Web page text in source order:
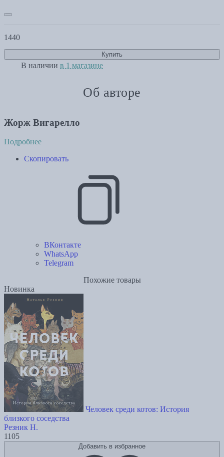
1440
Купить
В наличии в 1 магазине
Об авторе
Жорж Вигарелло
Подробнее
Скопировать
ВКонтакте
WhatsApp
Telegram
Похожие товары
Новинка
Человек среди котов: История
близкого соседства
Резник Н.
1105
Добавить в избранное